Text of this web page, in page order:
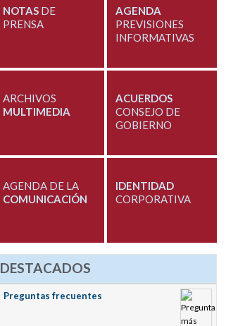
NOTASDE
PRENSA
AGENDA
PREVISIONES
INFORMATIVAS
ARCHIVOS
MULTIMEDIA
ACUERDOS
CONSEJO DE
GOBIERNO
AGENDA DE LA
COMUNICACIÓN
IDENTIDAD
CORPORATIVA
DESTACADOS
Preguntas frecuentes